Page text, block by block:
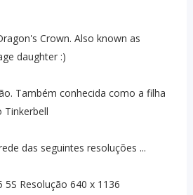
Crown. Also known as
daughter :)
Também conhecida como a filha
Tinkerbell
das seguintes resoluções ...
Resolução 640 x 1136